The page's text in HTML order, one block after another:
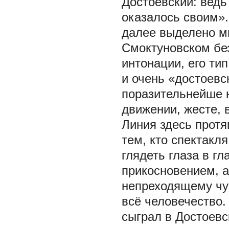
оказалось
далее выделено
Смоктуновском
интонации, его
и очень
движении, жесте,
Линия здесь
тем, кто
глядеть глаза в
прикосновением,
непреходящему
всё
сыграл в